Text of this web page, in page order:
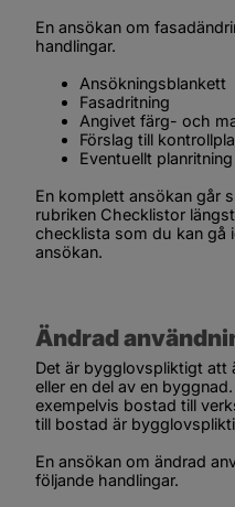
En ansökan om
handlingar.
Ansökningsblankett
Fasadritning
Angivet färg- och
Förslag till
Eventuellt planritning
En komplett ansökan går
rubriken Checklistor
checklista som du kan gå
ansökan.
Ändrad
Det är bygglovspliktigt att
eller en del av en
exempelvis bostad till
till bostad är
En ansökan om ändrad
följande handlingar.